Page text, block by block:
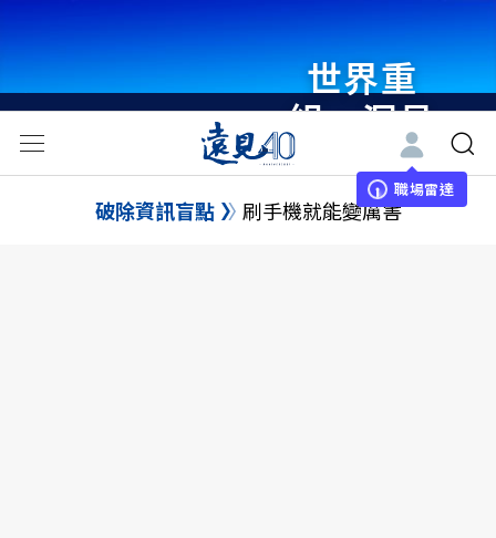
世界重
組・洞見
未來 與
世界領袖
職場雷達
破除資訊盲點 刷手機就能變厲害